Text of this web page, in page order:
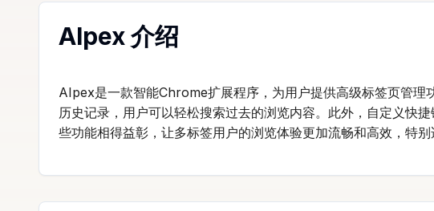
AIpex 介绍
AIpex是一款智能Chrome扩展程序，为用户提供高级标签页管
历史记录，用户可以轻松搜索过去的浏览内容。此外，自定义快
些功能相得益彰，让多标签用户的浏览体验更加流畅和高效，特别